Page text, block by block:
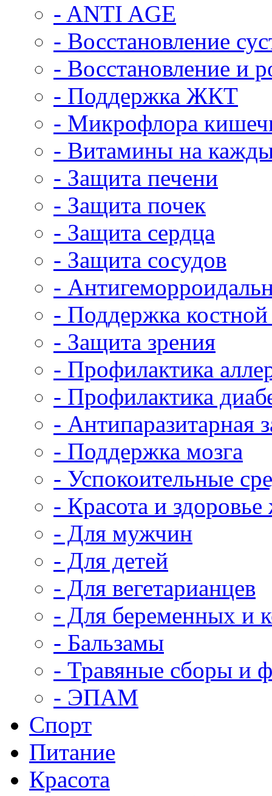
- ANTI AGE
- Восстановление
- Восстановление и
- Поддержка ЖКТ
- Микрофлора
- Витамины на
- Защита печени
- Защита почек
- Защита сердца
- Защита сосудов
-
- Поддержка костной
- Защита зрения
- Профилактика
- Профилактика
- Антипаразитарная
- Поддержка мозга
- Успокоительные
- Красота и
- Для мужчин
- Для детей
- Для вегетарианцев
- Для беременных и
- Бальзамы
- Травяные сборы и
- ЭПАМ
Спорт
Питание
Красота